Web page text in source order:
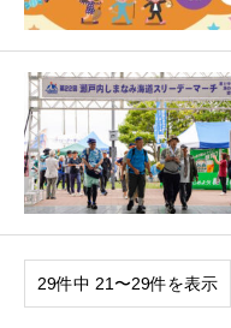
29件中 21〜29件を表示